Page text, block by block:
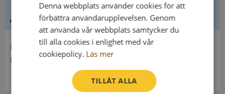
Ledning
Innehavare
Daga Församling
Denna webbplats använder cookies för att
förbättra användarupplevelsen. Genom
att använda vår webbplats samtycker du
till alla cookies i enlighet med vår
cookiepolicy. Läs mer
TILLÅT ALLA